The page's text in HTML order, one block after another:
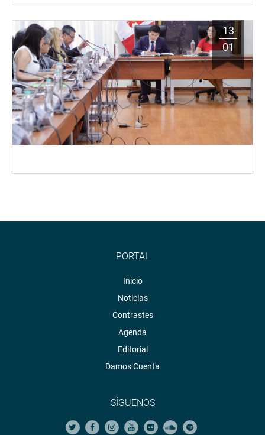
13
01
PORTAL
Inicio
Noticias
Contrastes
Agenda
Editorial
Damos Cuenta
SÍGUENOS